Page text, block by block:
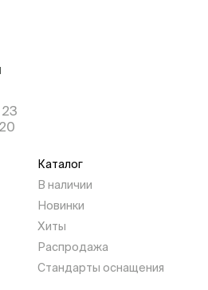
Каталог
В наличии
Новинки
Хиты
Распродажа
Стандарты оснащения